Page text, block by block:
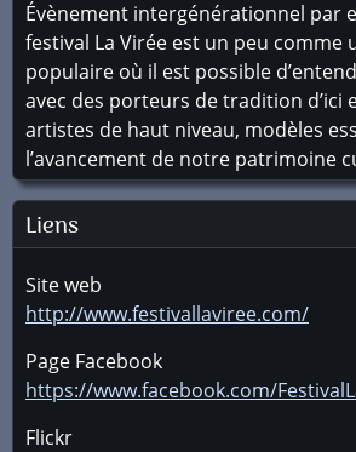
Évènement intergénérationnel par
festival La Virée est un peu comme
populaire où il est possible
avec des porteurs de tradition d’ici
artistes de haut niveau, modèles
l’avancement de notre patrimoine
Liens
Site web
http://www.festivallaviree.com/
Page Facebook
https://www.facebook.com/
Flickr